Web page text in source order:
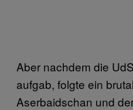
Aber nachdem die
aufgab, folgte ein
Aserbaidschan und